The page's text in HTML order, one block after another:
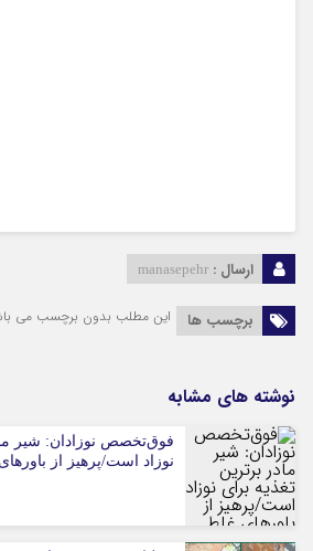
ارسال : manasepehr
برچسب ها این مطلب بدون برچسب می
نوشته های مشابه
فوق‌تخصص نوزادان: شیر
نوزاد است/پرهیز از